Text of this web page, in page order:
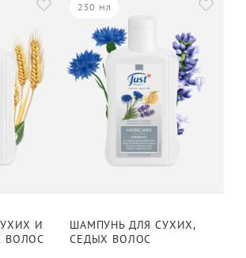
И
ВОЛОС
250 мл
ШАМПУНЬ ДЛЯ СУХИХ,
СЕДЫХ ВОЛОС